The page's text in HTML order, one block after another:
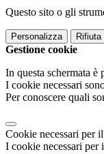
Questo sito o gli
Personalizza Rifiuta
Gestione cookie
In questa schermata è
I cookie necessari
Per conoscere quali
Cookie necessari per
I cookie necessari per